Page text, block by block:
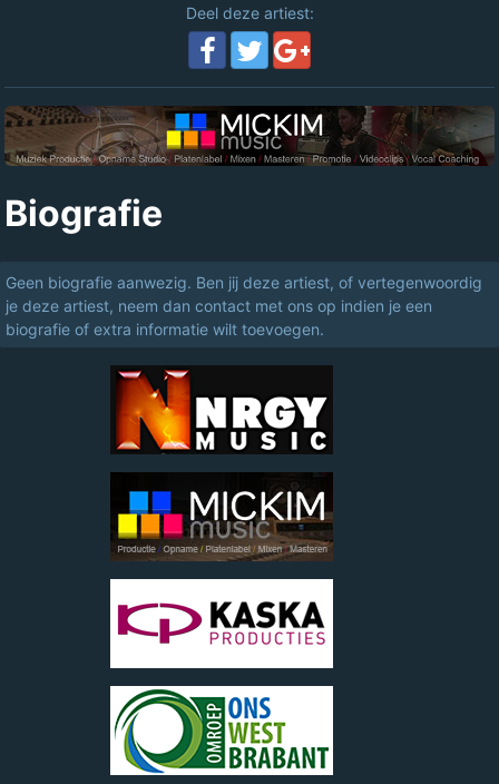
Deel deze artiest:
Biografie
Geen biografie aanwezig. Ben jij deze artiest, of vertegenwoordig
je deze artiest, neem dan contact met ons op indien je een
biografie of extra informatie wilt toevoegen.